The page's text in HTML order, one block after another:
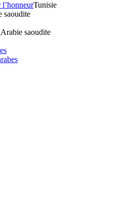
l’honneurTunisie
saoudite
Arabie saoudite